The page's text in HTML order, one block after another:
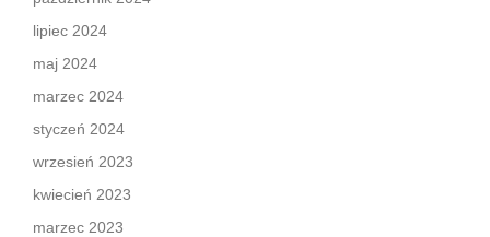
lipiec 2024
maj 2024
marzec 2024
styczeń 2024
wrzesień 2023
kwiecień 2023
marzec 2023